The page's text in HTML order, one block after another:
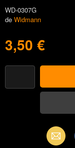
WD-0307G
de Widmann
3,50 €
Email